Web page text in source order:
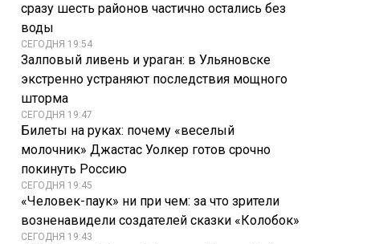
сразу шесть районов частично остались без
воды
СЕГОДНЯ 19:54
Залповый ливень и ураган: в Ульяновске
экстренно устраняют последствия мощного
шторма
СЕГОДНЯ 19:47
Билеты на руках: почему «веселый
молочник» Джастас Уолкер готов срочно
покинуть Россию
СЕГОДНЯ 19:45
«Человек-паук» ни при чем: за что зрители
возненавидели создателей сказки «Колобок»
СЕГОДНЯ 19:43